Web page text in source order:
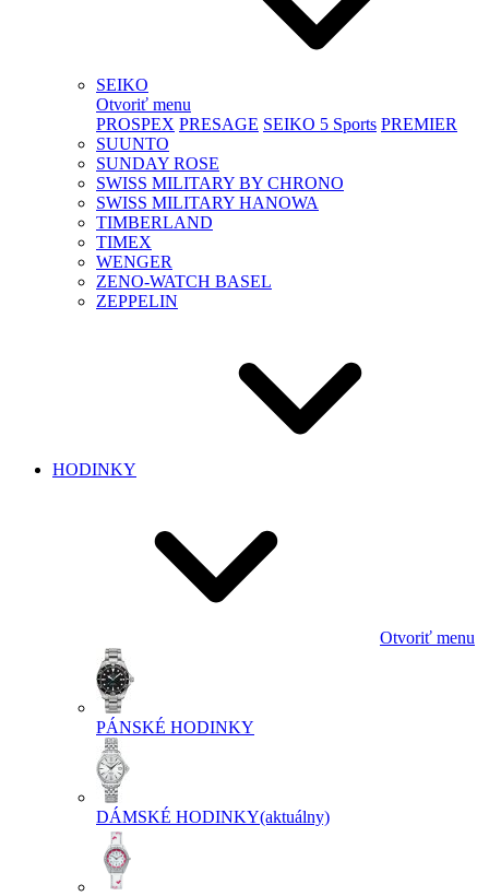
SEIKO
Otvoriť menu
PROSPEX PRESAGE SEIKO 5 Sports PREMIER
SUUNTO
SUNDAY ROSE
SWISS MILITARY BY CHRONO
SWISS MILITARY HANOWA
TIMBERLAND
TIMEX
WENGER
ZENO-WATCH BASEL
ZEPPELIN
HODINKY
Otvoriť menu
PÁNSKÉ HODINKY
DÁMSKÉ HODINKY(aktuálny)